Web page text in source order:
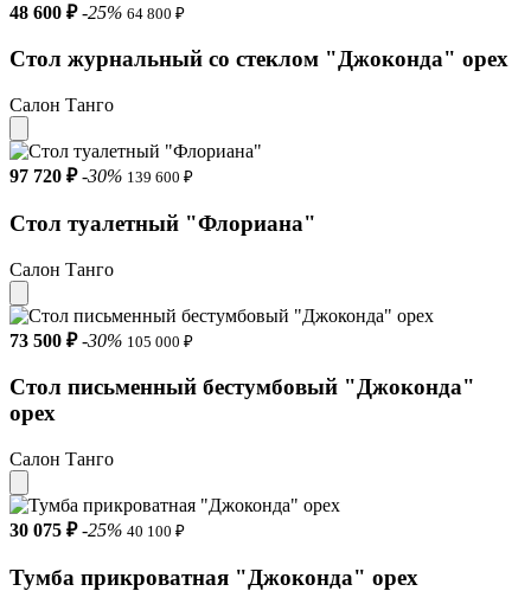
48 600 ₽ -25% 64 800 ₽
Стол журнальный со стеклом "Джоконда" орех
Салон Танго
97 720 ₽ -30% 139 600 ₽
Стол туалетный "Флориана"
Салон Танго
73 500 ₽ -30% 105 000 ₽
Стол письменный бестумбовый "Джоконда"
орех
Салон Танго
30 075 ₽ -25% 40 100 ₽
Тумба прикроватная "Джоконда" орех